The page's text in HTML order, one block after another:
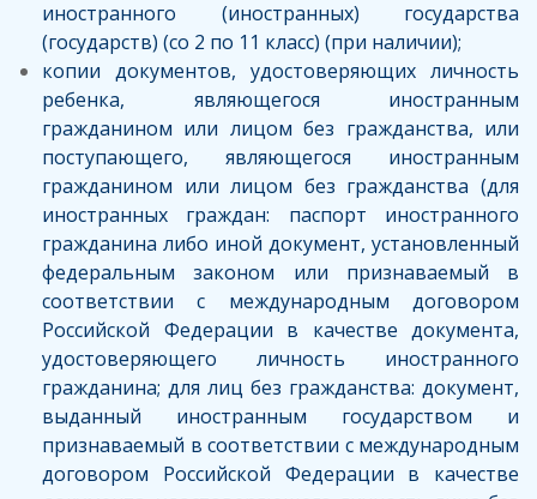
иностранного (иностранных) государства
(государств) (со 2 по 11 класс) (при наличии);
копии документов, удостоверяющих личность
ребенка, являющегося иностранным
гражданином или лицом без гражданства, или
поступающего, являющегося иностранным
гражданином или лицом без гражданства (для
иностранных граждан: паспорт иностранного
гражданина либо иной документ, установленный
федеральным законом или признаваемый в
соответствии с международным договором
Российской Федерации в качестве документа,
удостоверяющего личность иностранного
гражданина; для лиц без гражданства: документ,
выданный иностранным государством и
признаваемый в соответствии с международным
договором Российской Федерации в качестве